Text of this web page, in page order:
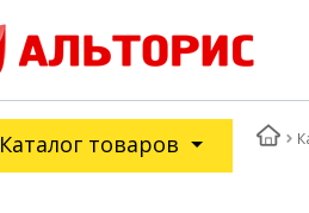
Каталог товаров